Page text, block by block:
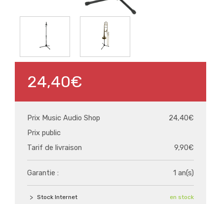
24,40€
Prix Music Audio Shop
24,40€
Prix public
Tarif de livraison
9,90€
Garantie : 1 an(s)
Stock Internet en stock